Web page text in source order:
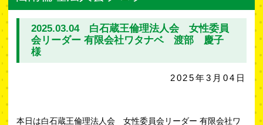
2025.03.04 白石蔵王倫理法人会 女性委員
会リーダー 有限会社ワタナベ 渡部 慶子
様
2025年3月04日
本日は白石蔵王倫理法人会 女性委員会リーダー 有限会社ワ